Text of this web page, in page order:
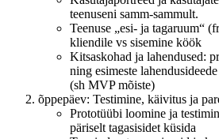
teenuseni samm-sammult.
Teenuse „esi- ja tagaruum“
kliendile vs sisemine köök
Kitsaskohad ja lahendused:
ning esimeste
(sh MVP mõiste)
õppepäev: Testimine, käivitus ja
Prototüübi loomine ja
päriselt tagasisidet küsida